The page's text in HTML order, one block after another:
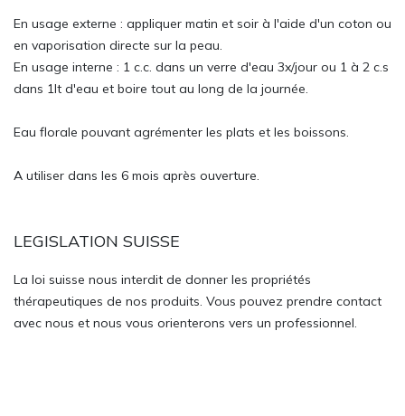
En usage externe : appliquer matin et soir à l'aide d'un coton ou
en vaporisation directe sur la peau.
En usage interne : 1 c.c. dans un verre d'eau 3x/jour ou 1 à 2 c.s
dans 1lt d'eau et boire tout au long de la journée.
Eau florale pouvant agrémenter les plats et les boissons.
A utiliser dans les 6 mois après ouverture.
LEGISLATION SUISSE
La loi suisse nous interdit de donner les propriétés
thérapeutiques de nos produits. Vous pouvez prendre contact
avec nous et nous vous orienterons vers un professionnel.